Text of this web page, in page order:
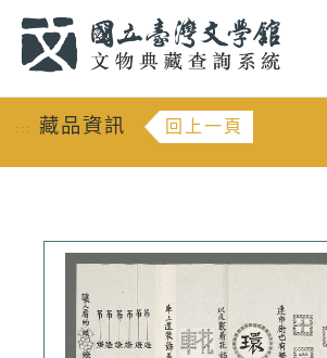
::: 藏品資訊 回上一頁